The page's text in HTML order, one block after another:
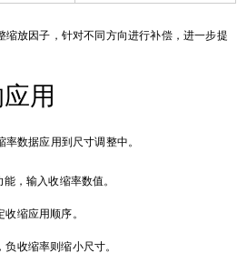
缩放因子，针对不同方向进行补偿，进一步提
用
数据应用到尺寸调整中。
，输入收缩率数值。
缩应用顺序。
收缩率则缩小尺寸。